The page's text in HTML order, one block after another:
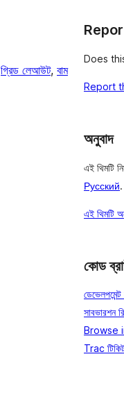
গ্রিড লেআউট, বাম
Does
Report
অনুবাদ
এই থিমটি
Русский.
এই থিমটি
কোড
সাবভারশন
Browse
Trac